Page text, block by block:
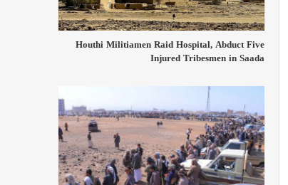
Houthi Militiamen Raid Hospital, Abduct Five
Injured Tribesmen in Saada